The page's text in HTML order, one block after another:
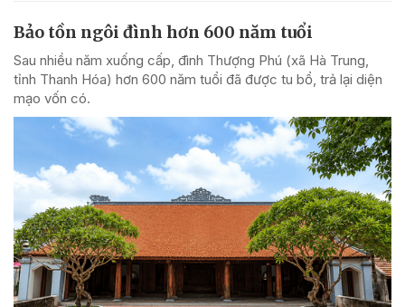
Bảo tồn ngôi đình hơn 600 năm tuổi
Sau nhiều năm xuống cấp, đình Thượng Phú (xã Hà Trung,
tỉnh Thanh Hóa) hơn 600 năm tuổi đã được tu bổ, trả lại diện
mạo vốn có.